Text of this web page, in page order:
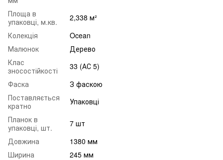
Площа в
упаковці, м.кв.
2,338 м²
Колекція
Ocean
Малюнок
Дерево
Клас
зносостійкості
33 (АС 5)
Фаска
З фаскою
Поставляється
кратно
Упаковці
Планок в
упаковці, шт.
7 шт
Довжина
1380 мм
Ширина
245 мм